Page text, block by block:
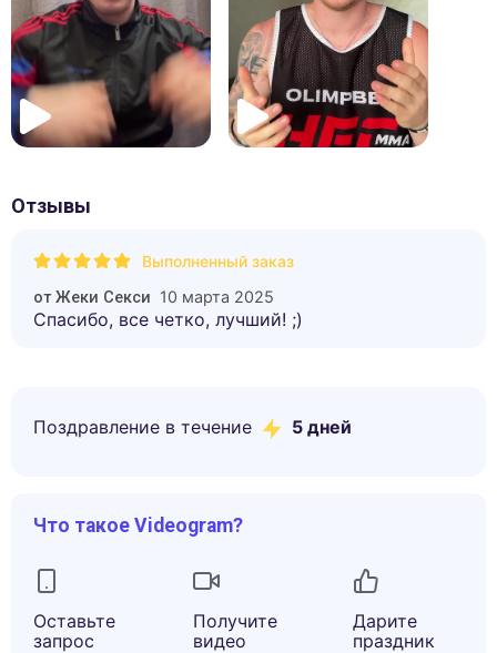
Отзывы
Выполненный заказ
отЖеки Секси 10 марта 2025
Спасибо, все четко, лучший! ;)
Поздравление в течение 5 дней
Что такое Videogram?
Оставьте
запрос
Получите
видео
Дарите
праздник